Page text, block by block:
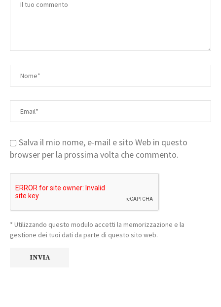
Salva il mio nome, e-mail e sito Web in questo
browser per la prossima volta che commento.
* Utilizzando questo modulo accetti la memorizzazione e la
gestione dei tuoi dati da parte di questo sito web.